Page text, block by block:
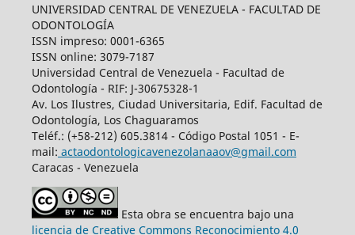
UNIVERSIDAD CENTRAL DE VENEZUELA - FACULTAD DE
ODONTOLOGÍA
ISSN impreso: 0001-6365
ISSN online: 3079-7187
Universidad Central de Venezuela - Facultad de
Odontología - RIF: J-30675328-1
Av. Los Ilustres, Ciudad Universitaria, Edif. Facultad de
Odontología, Los Chaguaramos
Teléf.: (+58-212) 605.3814 - Código Postal 1051 - E-
mail: actaodontologicavenezolanaaov@gmail.com
Caracas - Venezuela
Esta obra se encuentra bajo una
licencia de Creative Commons Reconocimiento 4.0